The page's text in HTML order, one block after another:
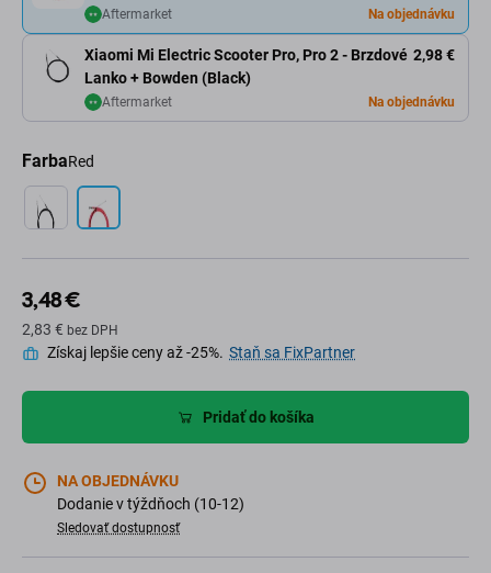
Aftermarket Na objednávku
Xiaomi Mi Electric Scooter Pro, Pro 2 - Brzdové
Lanko + Bowden (Black)
2,98 €
Aftermarket Na objednávku
FarbaRed
3,48 €
2,83 € bez DPH
Získaj lepšie ceny až -25%. Staň sa FixPartner
Pridať do košíka
NA OBJEDNÁVKU
Dodanie v týždňoch (10-12)
Sledovať dostupnosť